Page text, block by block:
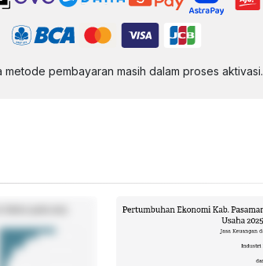
metode pembayaran masih dalam proses aktivasi.